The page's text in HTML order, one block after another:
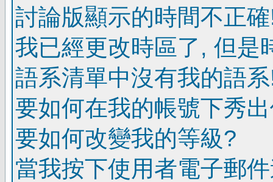
討論版顯示的時間不正
我已經更改時區了, 但是
語系清單中沒有我的語
要如何在我的帳號下秀
要如何改變我的等級?
當我按下使用者電子郵